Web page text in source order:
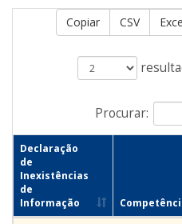
Copiar
CSV
Procurar:
Declaração
de
Inexistências
de
Informação